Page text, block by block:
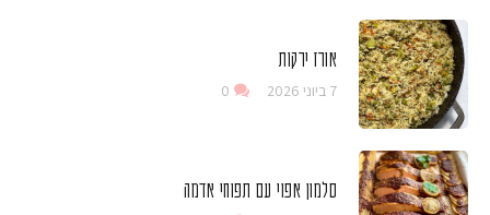
אורז ירקות
7 ביוני 2026 0
סלמון אפוי עם תפוחי אדמה